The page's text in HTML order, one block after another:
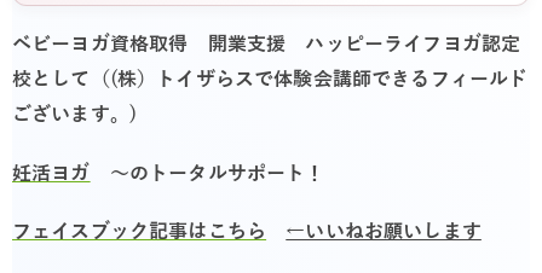
ベビーヨガ資格取得 開業支援 ハッピーライフヨガ認定
校として（(株）トイザらスで体験会講師できるフィールド
ございます。)
妊活ヨガ ～のトータルサポート！
フェイスブック記事はこちら ←いいねお願いします